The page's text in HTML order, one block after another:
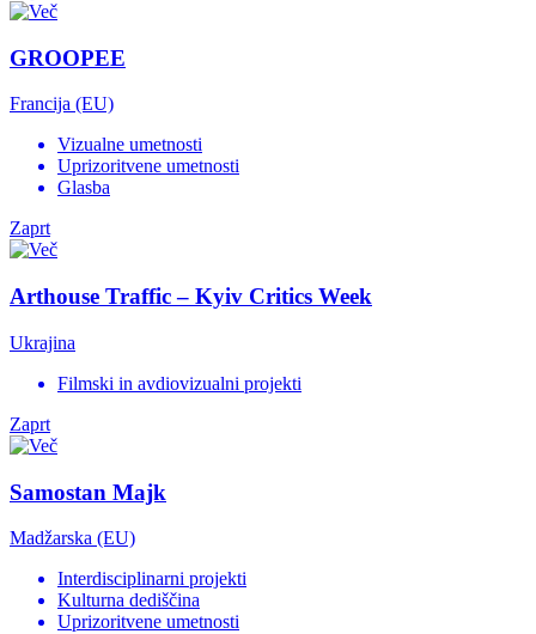
GROOPEE
Francija (EU)
Vizualne umetnosti
Uprizoritvene umetnosti
Glasba
Zaprt
Arthouse Traffic – Kyiv Critics Week
Ukrajina
Filmski in avdiovizualni projekti
Zaprt
Samostan Majk
Madžarska (EU)
Interdisciplinarni projekti
Kulturna dediščina
Uprizoritvene umetnosti